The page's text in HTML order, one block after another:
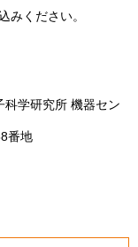
みください。
科学研究所 機器セン
番地